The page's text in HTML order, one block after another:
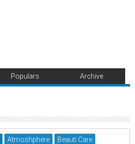
Populars Archive
Atmoshphere
Beauti Care